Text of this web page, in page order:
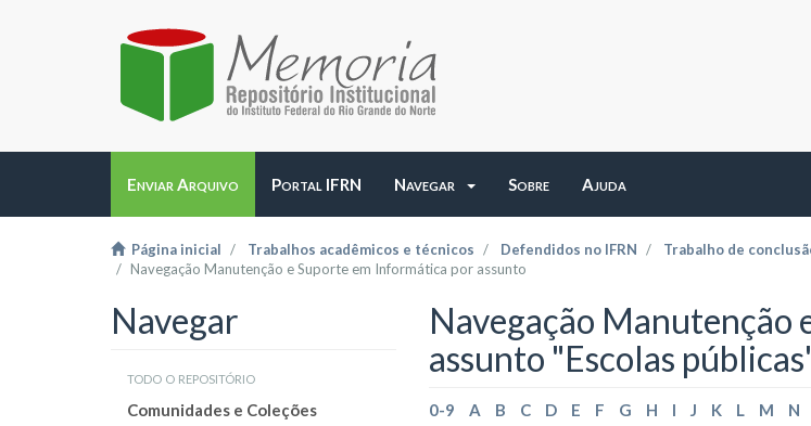
Enviar Arquivo Portal IFRN Navegar Sobre Ajuda
Página inicial Trabalhos acadêmicos e técnicos Defendidos no IFRN Trabalho de
Navegação Manutenção e Suporte em Informática por assunto
Navegar
todo o repositório
Comunidades e Coleções
Navegação Manutenção
assunto "Escolas
0-9 A B C D E F G H I J K L M N